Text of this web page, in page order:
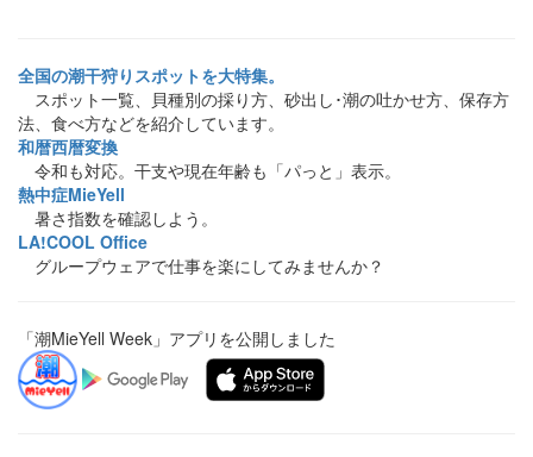
全国の潮干狩りスポットを大特集。
スポット一覧、貝種別の採り方、砂出し･潮の吐かせ方、保存方
法、食べ方などを紹介しています。
和暦西暦変換
令和も対応。干支や現在年齢も「パっと」表示。
熱中症MieYell
暑さ指数を確認しよう。
LA!COOL Office
グループウェアで仕事を楽にしてみませんか？
「潮MieYell Week」アプリを公開しました